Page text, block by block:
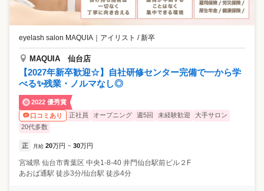
eyelash salon MAQUIA ｜ アイリスト / 新卒
MAQUIA 仙台店
【2027年新卒歓迎☆】自社研修センター完備で一から学
べる✨残業・ノルマなし◎
2022 優秀賞
口コミあり
正社員 オープニング 週5回 未経験歓迎
大手サロン
20代多数
正 月給 20万円 ~ 30万円
宮城県 仙台市青葉区 中央1-8-40 井門仙台駅前ビル２F
あおば通駅 徒歩3分/仙台駅 徒歩4分